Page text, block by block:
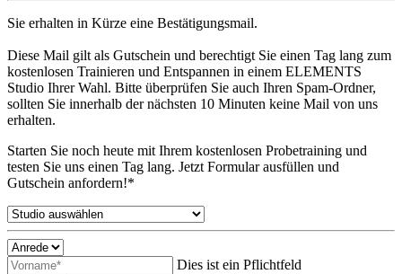
Sie erhalten in Kürze eine Bestätigungsmail.
Diese Mail gilt als Gutschein und berechtigt Sie einen Tag lang zum
kostenlosen Trainieren und Entspannen in einem ELEMENTS
Studio Ihrer Wahl. Bitte überprüfen Sie auch Ihren Spam-Ordner,
sollten Sie innerhalb der nächsten 10 Minuten keine Mail von uns
erhalten.
Starten Sie noch heute mit Ihrem kostenlosen Probetraining und
testen Sie uns einen Tag lang. Jetzt Formular ausfüllen und
Gutschein anfordern!*
Dies ist ein Pflichtfeld